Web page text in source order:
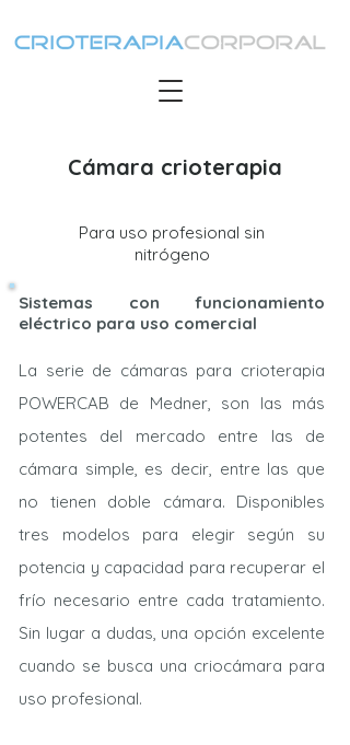
Cámara crioterapia
Para uso profesional sin
nitrógeno
Sistemas con funcionamiento
eléctrico para uso comercial
La serie de cámaras para crioterapia
POWERCAB de Medner, son las más
potentes del mercado entre las de
cámara simple, es decir, entre las que
no tienen doble cámara. Disponibles
tres modelos para elegir según su
potencia y capacidad para recuperar el
frío necesario entre cada tratamiento.
Sin lugar a dudas, una opción excelente
cuando se busca una criocámara para
uso profesional.